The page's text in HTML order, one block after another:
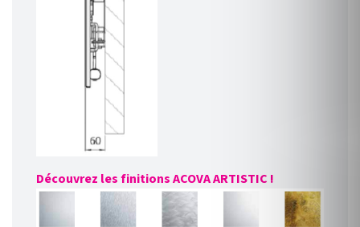
Découvrez les finitions ACOVA ARTISTIC !